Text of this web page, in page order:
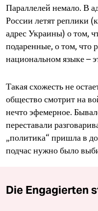
Параллелей немало. В
России летят реплики
адрес Украины) о том,
подаренные, о том, что
национальном языке –
Такая схожесть не
общество смотрит на
нечто эфемерное.
переставали
„политика“ пришла в
подчас нужно было
Die Engagierten